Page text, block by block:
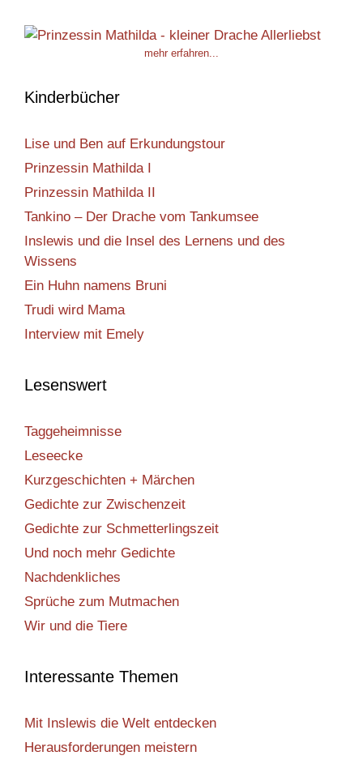
mehr erfahren...
Kinderbücher
Lise und Ben auf Erkundungstour
Prinzessin Mathilda I
Prinzessin Mathilda II
Tankino – Der Drache vom Tankumsee
Inslewis und die Insel des Lernens und des
Wissens
Ein Huhn namens Bruni
Trudi wird Mama
Interview mit Emely
Lesenswert
Taggeheimnisse
Leseecke
Kurzgeschichten + Märchen
Gedichte zur Zwischenzeit
Gedichte zur Schmetterlingszeit
Und noch mehr Gedichte
Nachdenkliches
Sprüche zum Mutmachen
Wir und die Tiere
Interessante Themen
Mit Inslewis die Welt entdecken
Herausforderungen meistern